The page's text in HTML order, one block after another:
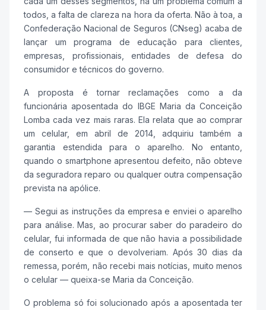
todos, a falta de clareza na hora da oferta. Não à toa, a
Confederação Nacional de Seguros (CNseg) acaba de
lançar um programa de educação para clientes,
empresas, profissionais, entidades de defesa do
consumidor e técnicos do governo.
A proposta é tornar reclamações como a da
funcionária aposentada do IBGE Maria da Conceição
Lomba cada vez mais raras. Ela relata que ao comprar
um celular, em abril de 2014, adquiriu também a
garantia estendida para o aparelho. No entanto,
quando o smartphone apresentou defeito, não obteve
da seguradora reparo ou qualquer outra compensação
prevista na apólice.
— Segui as instruções da empresa e enviei o aparelho
para análise. Mas, ao procurar saber do paradeiro do
celular, fui informada de que não havia a possibilidade
de conserto e que o devolveriam. Após 30 dias da
remessa, porém, não recebi mais notícias, muito menos
o celular — queixa-se Maria da Conceição.
O problema só foi solucionado após a aposentada ter